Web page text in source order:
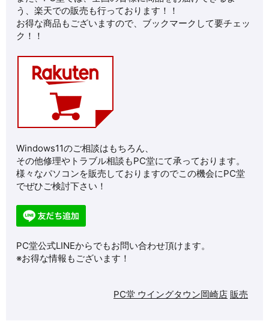
う、楽天での販売も行っております！！
お得な商品もございますので、ブックマークして要チェッ
ク！！
Windows11のご相談はもちろん、
その他修理やトラブル相談もPC堂にて承っております。
様々なパソコンを販売しておりますのでこの機会にPC堂
でぜひご検討下さい！
PC堂公式LINEからでもお問い合わせ頂けます。
※お得な情報もございます！
PC堂 ウイングタウン岡崎店 販売